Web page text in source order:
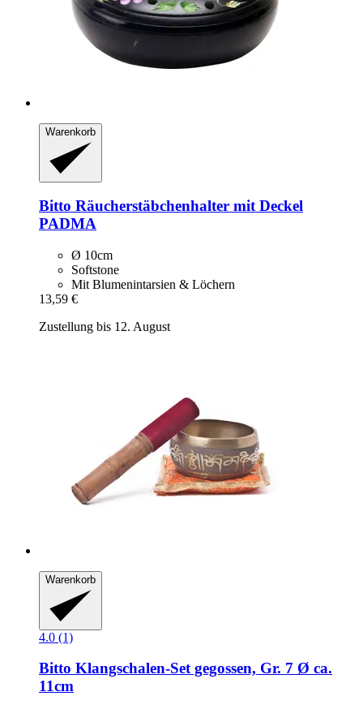
Warenkorb
Bitto Räucherstäbchenhalter mit Deckel
PADMA
Ø 10cm
Softstone
Mit Blumenintarsien & Löchern
13,59 €
Zustellung bis 12. August
Warenkorb
4.0 (1)
Bitto Klangschalen-​Set gegossen, Gr. 7 Ø ca.
11cm